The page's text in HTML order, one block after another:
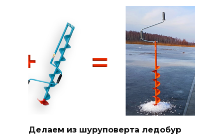
Делаем из шуруповерта ледобур